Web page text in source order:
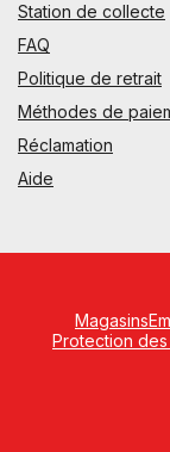
Station de collecte
FAQ
Politique de retrait
Méthodes de
Réclamation
Aide
Magasins
Protection